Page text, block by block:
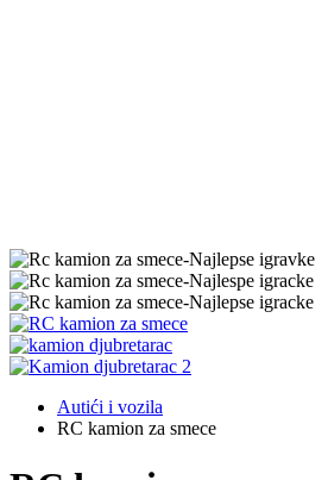
Autići i vozila
RC kamion za smece